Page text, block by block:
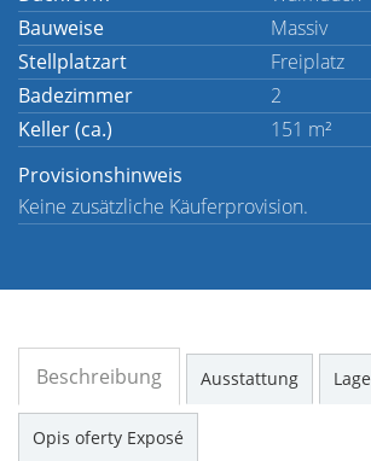
Bauweise
Massiv
Stellplatzart
Freiplatz
Badezimmer
2
Keller (ca.)
151 m²
Provisionshinweis
Keine zusätzliche Käuferprovision.
Beschreibung Ausstattung Lage
Opis oferty Exposé